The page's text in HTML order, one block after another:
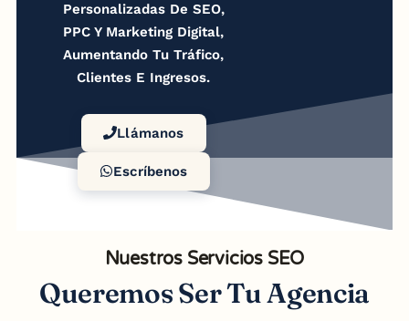
Personalizadas De SEO,
PPC Y Marketing Digital,
Aumentando Tu Tráfico,
Clientes E Ingresos.
Llámanos
Escríbenos
Nuestros Servicios SEO
Queremos Ser Tu Agencia